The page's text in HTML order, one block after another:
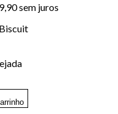
sem juros